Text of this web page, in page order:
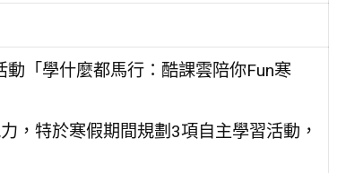
「學什麼都馬行：酷課雲陪你Fun寒
，特於寒假期間規劃3項自主學習活動，